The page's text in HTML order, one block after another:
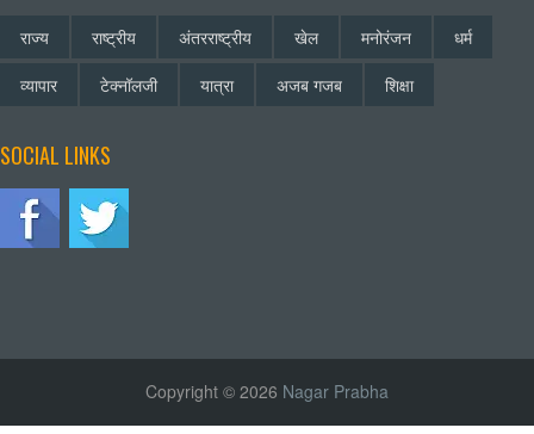
राज्य राष्ट्रीय अंतरराष्ट्रीय खेल मनोरंजन
धर्म
व्यापार
टेक्नॉलजी यात्रा अजब गजब शिक्षा
SOCIAL LINKS
Copyright © 2026 Nagar Prabha